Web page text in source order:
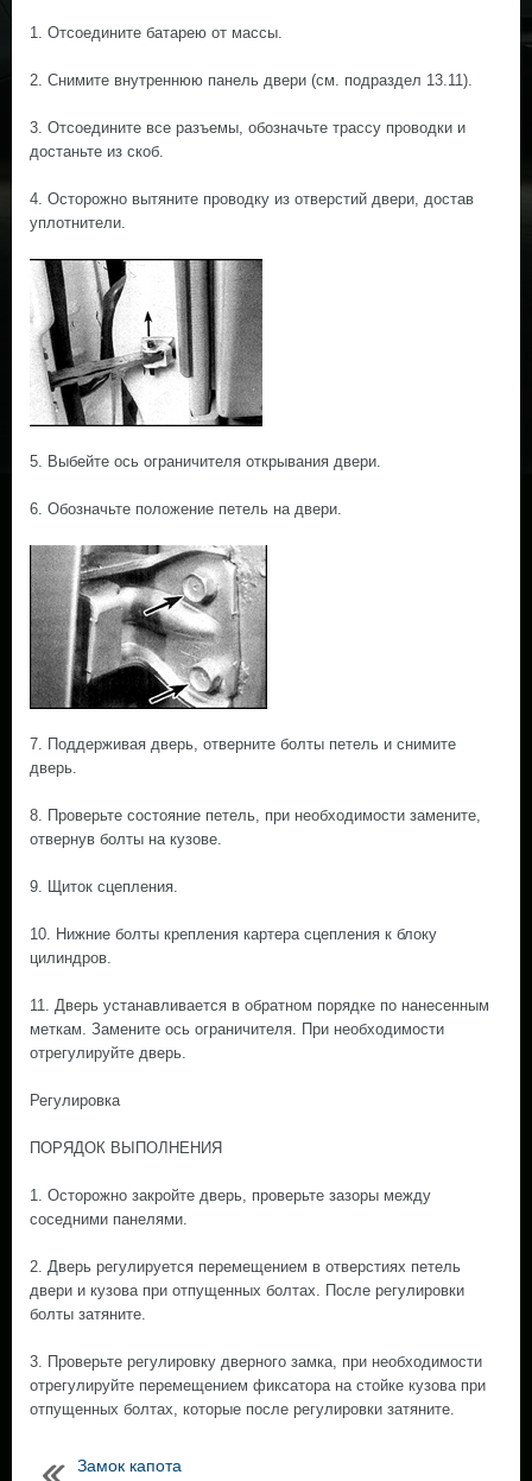
1. Отсоедините батарею от массы.
2. Снимите внутреннюю панель двери (см. подраздел 13.11).
3. Отсоедините все разъемы, обозначьте трассу проводки и
достаньте из скоб.
4. Осторожно вытяните проводку из отверстий двери, достав
уплотнители.
5. Выбейте ось ограничителя открывания двери.
6. Обозначьте положение петель на двери.
7. Поддерживая дверь, отверните болты петель и снимите
дверь.
8. Проверьте состояние петель, при необходимости замените,
отвернув болты на кузове.
9. Щиток сцепления.
10. Нижние болты крепления картера сцепления к блоку
цилиндров.
11. Дверь устанавливается в обратном порядке по нанесенным
меткам. Замените ось ограничителя. При необходимости
отрегулируйте дверь.
Регулировка
ПОРЯДОК ВЫПОЛНЕНИЯ
1. Осторожно закройте дверь, проверьте зазоры между
соседними панелями.
2. Дверь регулируется перемещением в отверстиях петель
двери и кузова при отпущенных болтах. После регулировки
болты затяните.
3. Проверьте регулировку дверного замка, при необходимости
отрегулируйте перемещением фиксатора на стойке кузова при
отпущенных болтах, которые после регулировки затяните.
Замок капота